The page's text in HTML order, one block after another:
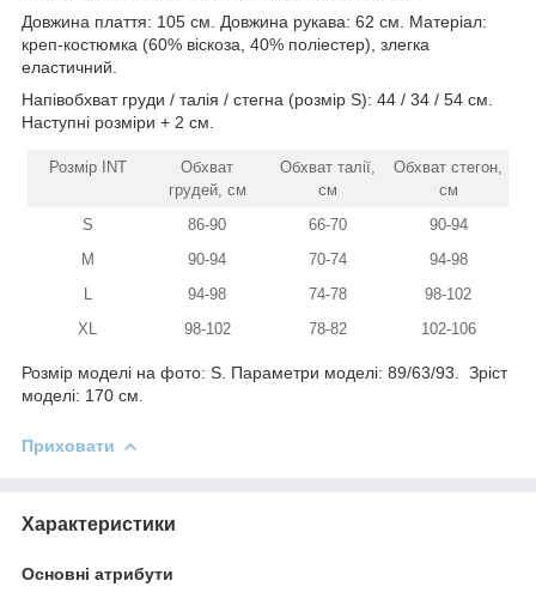
Довжина плаття: 105 см. Довжина рукава: 62 см. Матеріал:
креп-костюмка (60% віскоза, 40% поліестер), злегка
еластичний.
Напівобхват груди / талія / стегна (розмір S): 44 / 34 / 54 см.
Наступні розміри + 2 см.
Розмір INT
Обхват
грудей, см
Обхват талії,
см
Обхват стегон,
см
S
86-90 66-70
90-94
M
90-94 70-74
94-98
94-98 74-78
98-102
XL
98-102 78-82 102-106
Розмір моделі на фото: S. Параметри моделі: 89/63/93. Зріст
моделі: 170 см.
Приховати
Характеристики
Основні атрибути